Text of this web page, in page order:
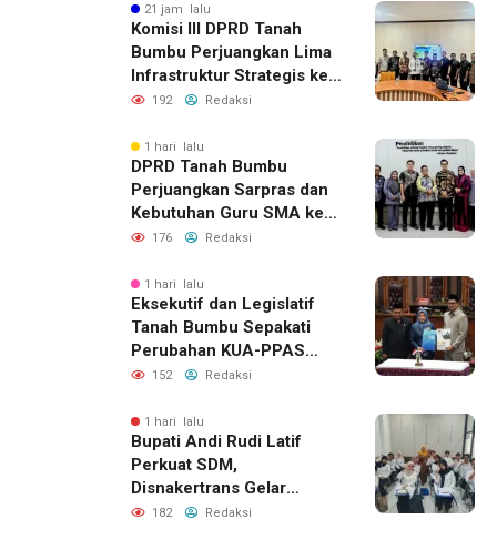
21 jam lalu
Komisi III DPRD Tanah
Bumbu Perjuangkan Lima
Infrastruktur Strategis ke
BPJN XI Banjarmasin
192 Redaksi
1 hari lalu
DPRD Tanah Bumbu
Perjuangkan Sarpras dan
Kebutuhan Guru SMA ke
Pemprov Kalsel
176 Redaksi
1 hari lalu
Eksekutif dan Legislatif
Tanah Bumbu Sepakati
Perubahan KUA-PPAS
2026, Perkuat Sinergi
152 Redaksi
1 hari lalu
Bupati Andi Rudi Latif
Perkuat SDM,
Disnakertrans Gelar
Pelatihan Desain Grafis
182 Redaksi